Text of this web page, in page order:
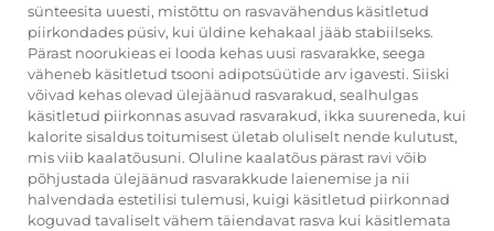
sünteesita uuesti, mistõttu on rasvavähendus käsitletud
piirkondades püsiv, kui üldine kehakaal jääb stabiilseks.
Pärast noorukieas ei looda kehas uusi rasvarakke, seega
väheneb käsitletud tsooni adipotsüütide arv igavesti. Siiski
võivad kehas olevad ülejäänud rasvarakud, sealhulgas
käsitletud piirkonnas asuvad rasvarakud, ikka suureneda, kui
kalorite sisaldus toitumisest ületab oluliselt nende kulutust,
mis viib kaalatõusuni. Oluline kaalatõus pärast ravi võib
põhjustada ülejäänud rasvarakkude laienemise ja nii
halvendada estetilisi tulemusi, kuigi käsitletud piirkonnad
koguvad tavaliselt vähem täiendavat rasva kui käsitlemata